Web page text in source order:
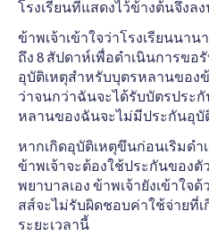
โรงเรียนทีแสดงไว้ข้างต้นจึงล
ข้าพเจ้าเข้าใจว่าโรงเรียนนา
ถึง 8 สัปดาห์เพื่อดําเนินการข
อุบัติเหตุสําหรับบุตรหลานของข้
ว่าจนกว่าฉันจะได้รับบัตรประ
หลานของฉันจะไม่มีประกันอุบั
หากเกิดอุบัติเหตุขึนก่อนเริมดํ
ข้าพเจ้าจะต้องใช้ประกันของตั
พยาบาลเอง ข้าพเจ้ายังเข้าใจ
สส์จะไม่รับผิดชอบค่าใช้จ่ายที่
ระยะเวลานี้